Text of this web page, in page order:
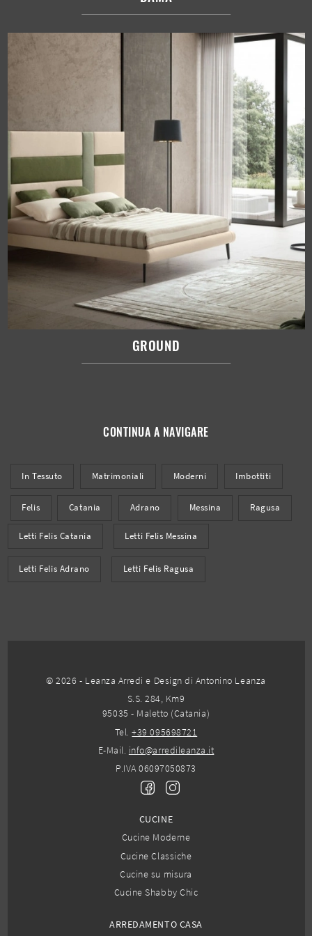
GROUND
CONTINUA A NAVIGARE
In Tessuto Matrimoniali Moderni Imbottiti
Felis Catania Adrano Messina Ragusa
Letti Felis Catania Letti Felis Messina
Letti Felis Adrano Letti Felis Ragusa
© 2026 - Leanza Arredi e Design di Antonino Leanza
S.S. 284, Km9
95035 - Maletto (Catania)
Tel.+39 095698721
E-Mail. info@arredileanza.it
P.IVA 06097050873
CUCINE
Cucine Moderne
Cucine Classiche
Cucine su misura
Cucine Shabby Chic
ARREDAMENTO CASA